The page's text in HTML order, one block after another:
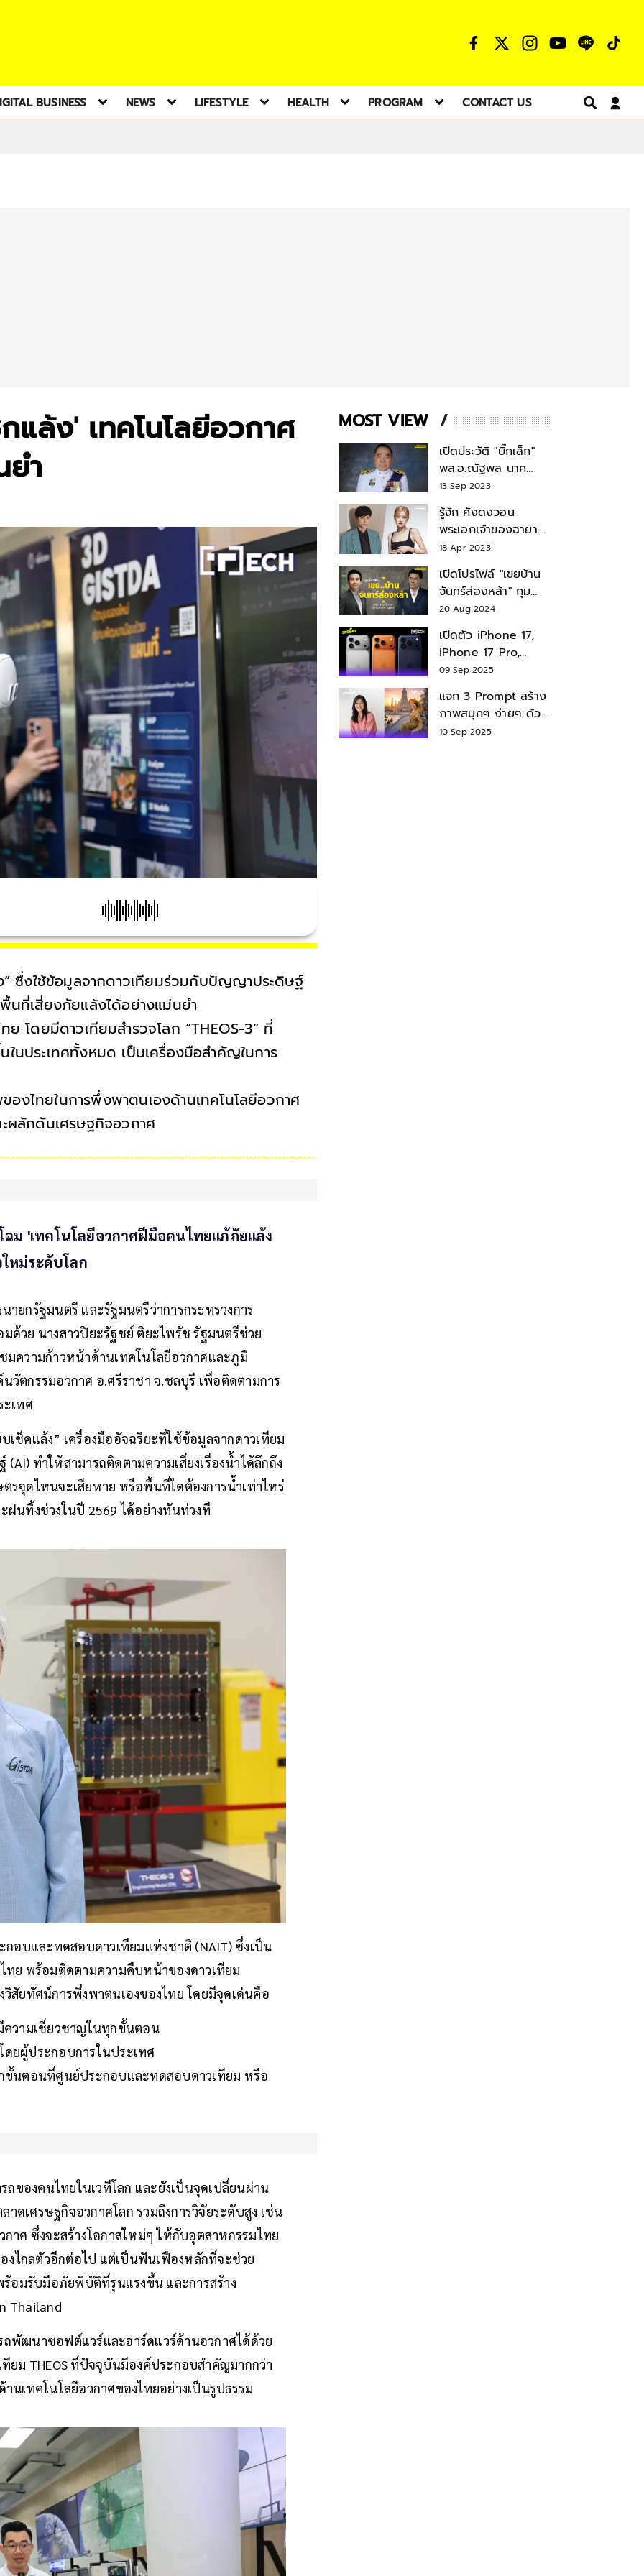
BUSINESS NEWS LIFESTYLE HEALTH PROGRAM CONTACT US
แล้ง' เทคโนโลยีอวกาศ
ำ
” ซึ่งใช้ข้อมูลจากดาวเทียมร่วมกับปัญญาประดิษฐ์
ที่เสี่ยงภัยแล้งได้อย่างแม่นยำ
ย โดยมีดาวเทียมสำรวจโลก “THEOS-3” ที่
นประเทศทั้งหมด เป็นเครื่องมือสำคัญในการ
งไทยในการพึ่งพาตนเองด้านเทคโนโลยีอวกาศ
ผลักดันเศรษฐกิจอวกาศ
ฉม 'เทคโนโลยีอวกาศฝีมือคนไทยแก้ภัยแล้ง
หม่ระดับโลก
ยกรัฐมนตรี และรัฐมนตรีว่าการกระทรวงการ
ด้วย นางสาวปิยะรัฐชย์ ติยะไพรัช รัฐมนตรีช่วย
มความก้าวหน้าด้านเทคโนโลยีอวกาศและภูมิ
วัตกรรมอวกาศ อ.ศรีราชา จ.ชลบุรี เพื่อติดตามการ
เทศ
ช็คแล้ง” เครื่องมืออัจฉริยะที่ใช้ข้อมูลจากดาวเทียม
ทำให้สามารถติดตามความเสี่ยงเรื่องน้ำได้ลึกถึง
จุดไหนจะเสียหาย หรือพื้นที่ใดต้องการน้ำเท่าไหร่
ฝนทิ้งช่วงในปี 2569 ได้อย่างทันท่วงที
อบและทดสอบดาวเทียมแห่งชาติ (NAIT) ซึ่งเป็น
ทย พร้อมติดตามความคืบหน้าของดาวเทียม
วิสัยทัศน์การพึ่งพาตนเองของไทย โดยมีจุดเด่นคือ
วามเชี่ยวชาญในทุกขั้นตอน
ยผู้ประกอบการในประเทศ
นตอนที่ศูนย์ประกอบและทดสอบดาวเทียม หรือ
ถของคนไทยในเวทีโลก และยังเป็นจุดเปลี่ยนผ่าน
ดเศรษฐกิจอวกาศโลก รวมถึงการวิจัยระดับสูง เช่น
าศ ซึ่งจะสร้างโอกาสใหม่ๆ ให้กับอุตสาหกรรมไทย
งไกลตัวอีกต่อไป แต่เป็นฟันเฟืองหลักที่จะช่วย
ร้อมรับมือภัยพิบัติที่รุนแรงขึ้น และการสร้าง
Thailand
รถพัฒนาซอฟต์แวร์และฮาร์ดแวร์ด้านอวกาศได้ด้วย
ยม THEOS ที่ปัจจุบันมีองค์ประกอบสำคัญมากกว่า
เทคโนโลยีอวกาศของไทยอย่างเป็นรูปธรรม
MOST VIEW
เปิดประวัติ "บิ๊กเล็ก"
พล.อ.ณัฐพล นาค
พาณิชย์ จากเลขาฯ
สมช.-เลขาฯ
รมว.กลาโหม
13 Sep 2023
รู้จัก คังดงวอน
พระเอกเจ้าของฉายา
สมบัติแห่งชาติ หลังมี
18 Apr 2023
เปิดโปรไฟล์ "เขยบ้าน
จันทร์ส่องหล้า" กุม
บังเหียนธุรกิจตระกูล
"ชินวัตร"
20 Aug 2024
เปิดตัว iPhone 17,
iPhone 17 Pro,
iPhone 17 Air สเปค
09 Sep 2025
แจก 3 Prompt สร้าง
ภาพสนุกๆ ง่ายๆ ด้วย
Nano Banana ใน
10 Sep 2025